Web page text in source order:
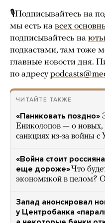
🎙Подписывайтесь на
мы есть на всех
подписывайтесь на
подкастами, там тоже
главные новости дня.
по адресу
ЧИТАЙТЕ ТАКЖЕ
«Паниковать поздно»
Ениколопов — о новых,
санкциях из-за войны с
«Война стоит
еще дороже»Что
экономикой в целом?
Запад анонсировал
у Центробанка